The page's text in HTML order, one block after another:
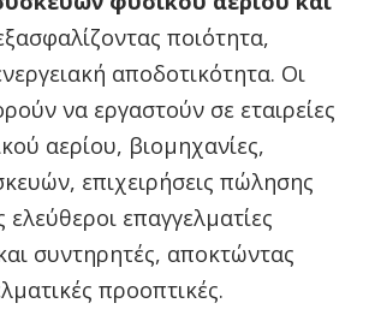
ποιότητα,
αποδοτικότητα. Οι
να εργαστούν σε εταιρείες
αερίου, βιομηχανίες,
επιχειρήσεις πώλησης
επαγγελματίες
συντηρητές, αποκτώντας
προοπτικές.